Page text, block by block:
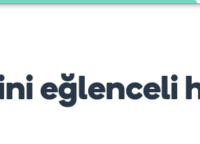
eğlenceli